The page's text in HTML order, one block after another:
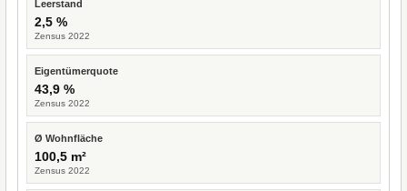
Leerstand
2,5 %
Zensus 2022
Eigentümerquote
43,9 %
Zensus 2022
Ø Wohnfläche
100,5 m²
Zensus 2022